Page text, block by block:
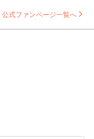
公式ファンページ一覧へ